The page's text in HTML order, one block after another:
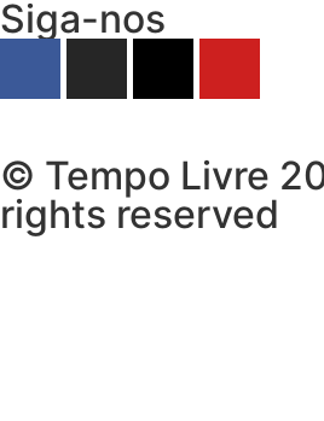
Siga-nos
© Tempo Livre
rights reserved